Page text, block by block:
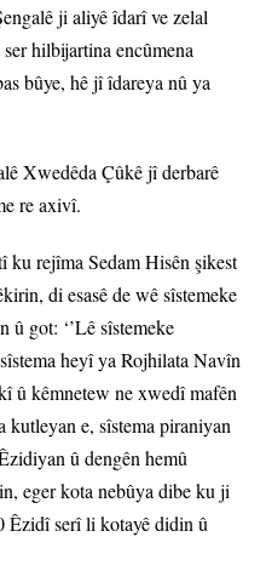
ji aliyê îdarî ve zelal
hilbijartina encûmena
bûye, hê jî îdareya nû ya
Xwedêda Çûkê jî derbarê
re axivî.
rejîma Sedam Hisên şikest
di esasê de wê sîstemeke
got: ‘’Lê sîstemeke
heyî ya Rojhilata Navîn
û kêmnetew ne xwedî mafên
kutleyan e, sîstema piraniyan
û dengên hemû
eger kota nebûya dibe ku ji
Êzidî serî li kotayê didin û